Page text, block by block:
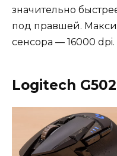
значительно
под правшей.
сенсора — 16000 dpi.
Logitech